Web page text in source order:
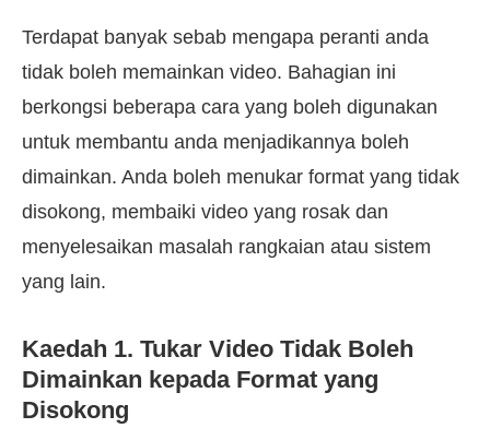
Terdapat banyak sebab mengapa peranti anda
tidak boleh memainkan video. Bahagian ini
berkongsi beberapa cara yang boleh digunakan
untuk membantu anda menjadikannya boleh
dimainkan. Anda boleh menukar format yang tidak
disokong, membaiki video yang rosak dan
menyelesaikan masalah rangkaian atau sistem
yang lain.
Kaedah 1. Tukar Video Tidak Boleh
Dimainkan kepada Format yang
Disokong